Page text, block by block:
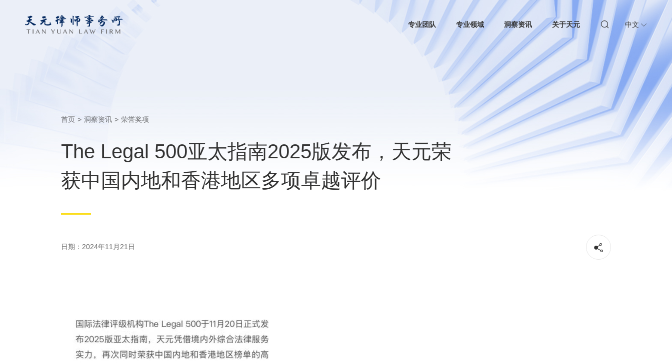
专业团队 专业领域 洞察资讯 关于天元 中文
首页 > 洞察资讯 > 荣誉奖项
The Legal 500亚太指南2025版发布，天元荣
获中国内地和香港地区多项卓越评价
日期：2024年11月21日